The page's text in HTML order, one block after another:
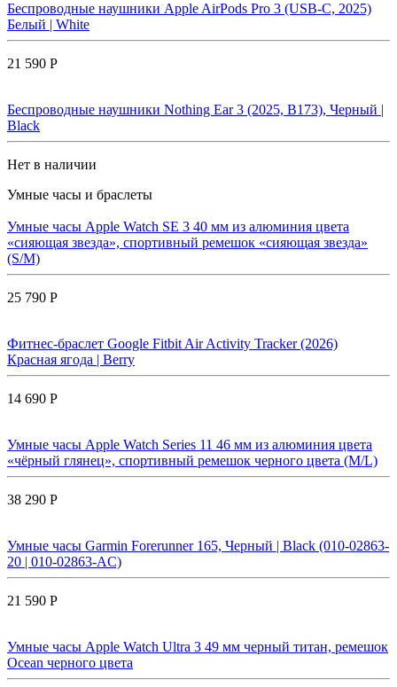
Беспроводные наушники Apple AirPods Pro 3 (USB-C, 2025)
Белый | White
21 590 Р
Беспроводные наушники Nothing Ear 3 (2025, B173), Черный |
Black
Нет в наличии
Умные часы и браслеты
Умные часы Apple Watch SE 3 40 мм из алюминия цвета
«сияющая звезда», спортивный ремешок «сияющая звезда»
(S/M)
25 790 Р
Фитнес-браслет Google Fitbit Air Activity Tracker (2026)
Красная ягода | Berry
14 690 Р
Умные часы Apple Watch Series 11 46 мм из алюминия цвета
«чёрный глянец», спортивный ремешок черного цвета (M/L)
38 290 Р
Умные часы Garmin Forerunner 165, Черный | Black (010-02863-
20 | 010-02863-AC)
21 590 Р
Умные часы Apple Watch Ultra 3 49 мм черный титан, ремешок
Ocean черного цвета